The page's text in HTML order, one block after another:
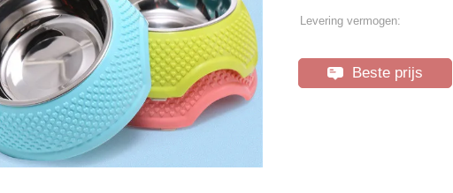
Levering vermogen:
Beste prijs